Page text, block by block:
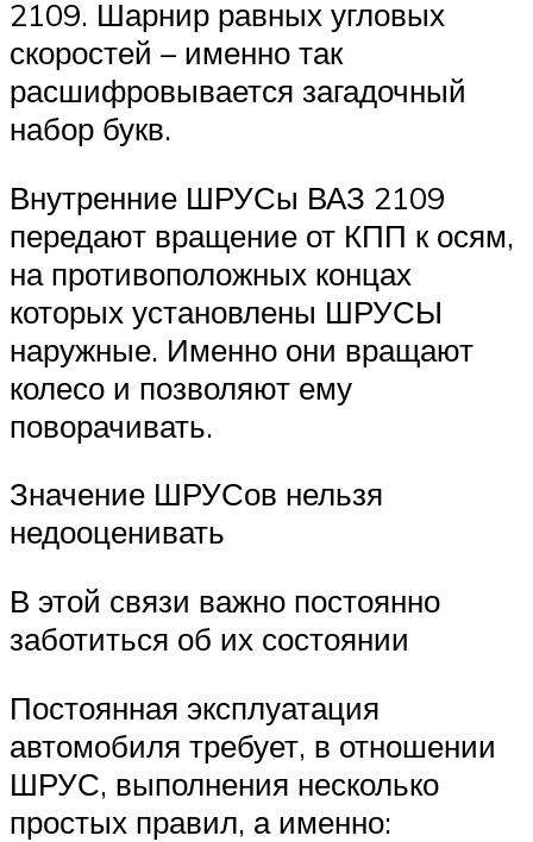
2109. Шарнир равных угловых
скоростей – именно так
расшифровывается загадочный
набор букв.
Внутренние ШРУСы ВАЗ 2109
передают вращение от КПП к осям,
на противоположных концах
которых установлены ШРУСЫ
наружные. Именно они вращают
колесо и позволяют ему
поворачивать.
Значение ШРУСов нельзя
недооценивать
В этой связи важно постоянно
заботиться об их состоянии
Постоянная эксплуатация
автомобиля требует, в отношении
ШРУС, выполнения несколько
простых правил, а именно: